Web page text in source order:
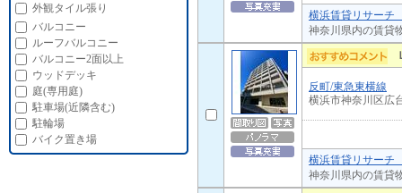
横浜賃貸リサーチ
神奈川県内の賃貸
反町/東急東横線
横浜市神奈川区広
横浜賃貸リサーチ
神奈川県内の賃貸
外観タイル張り
バルコニー
ルーフバルコニー
バルコニー2面以上
ウッドデッキ
庭(専用庭)
駐車場(近隣含む)
駐輪場
バイク置き場